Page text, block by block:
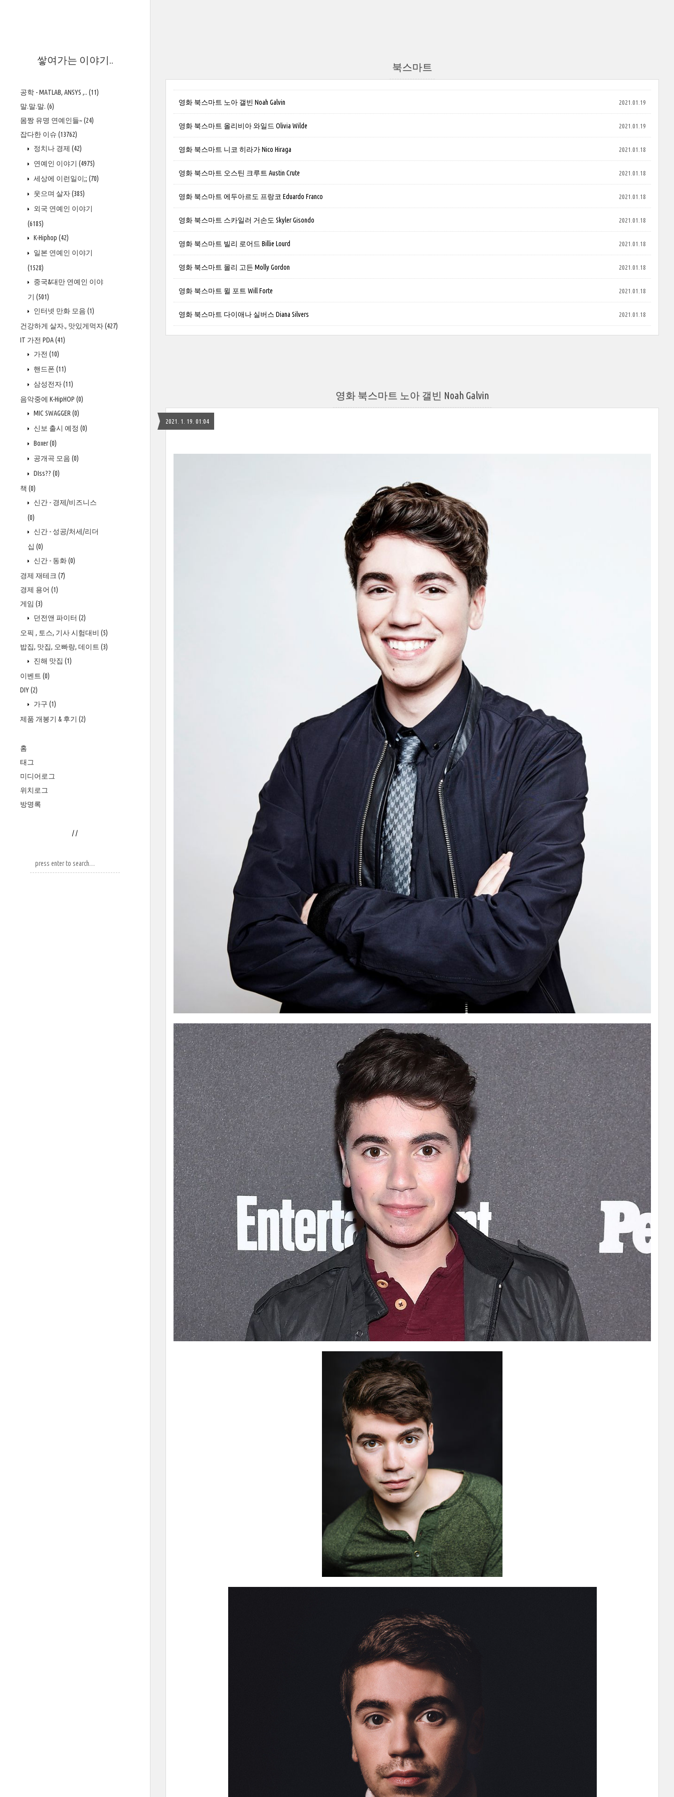
쌓여가는 이야기..
공학 - MATLAB, ANSYS ,.. (11)
말.말.말. (6)
몸짱 유명 연예인들~(24)
잡다한 이슈 (13762)
정치나 경제 (42)
연예인 이야기 (4975)
세상에 이런일이;; (70)
웃으며 살자(385)
외국 연예인 이야기
(6185)
K-Hiphop (42)
일본 연예인 이야기
(1528)
중국&대만 연예인 이야
기 (501)
인터넷 만화 모음 (1)
건강하게 살자., 맛있게먹자(427)
IT 가전 PDA(41)
가전 (10)
핸드폰 (11)
삼성전자(11)
음악중에 K-HipHOP (0)
MIC SWAGGER (0)
신보 출시 예정 (0)
Boxer(0)
공개곡 모음 (0)
DIss?? (0)
책 (0)
신간 - 경제/비즈니스
(0)
신간 - 성공/처세/리더
십 (0)
신간 - 동화(0)
경제 재테크 (7)
경제 용어 (1)
게임 (3)
던전앤 파이터 (2)
오픽 , 토스, 기사 시험대비 (5)
밥집, 맛집, 오빠랑, 데이트 (3)
진해 맛집 (1)
이벤트 (0)
DIY(2)
가구 (1)
제품 개봉기 & 후기 (2)
홈
태그
미디어로그
위치로그
방명록
/ /
북스마트
영화 북스마트 노아 갤빈 Noah Galvin 2021.01.19
영화 북스마트 올리비아 와일드 Olivia Wilde 2021.01.19
영화 북스마트 니코 히라가 Nico Hiraga 2021.01.18
영화 북스마트 오스틴 크루트 Austin Crute 2021.01.18
영화 북스마트 에두아르도 프랑코 Eduardo Franco 2021.01.18
영화 북스마트 스카일러 거손도 Skyler Gisondo 2021.01.18
영화 북스마트 빌리 로어드 Billie Lourd 2021.01.18
영화 북스마트 몰리 고든 Molly Gordon 2021.01.18
영화 북스마트 윌 포트 Will Forte 2021.01.18
영화 북스마트 다이애나 실버스 Diana Silvers 2021.01.18
영화 북스마트 노아 갤빈 Noah Galvin
2021. 1. 19. 01:04